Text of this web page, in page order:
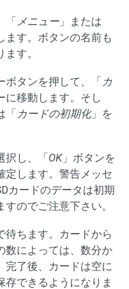
「 メニュー」または
ます。ボタンの名前も
す。
ボタンを押して、「 カ
に移動します。そし
「 カードの初期化」を
択し、「OK」ボタンを
定します。警告メッセ
カードのデータは初期
のでご注意下さい。
待ちます。カードから
数によっては、数分か
完了後、カードは空に
存できるようになりま